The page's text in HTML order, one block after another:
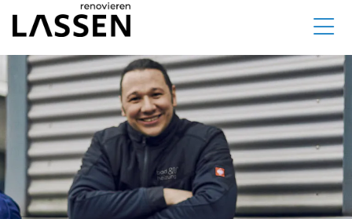
Direkt
Inhalt